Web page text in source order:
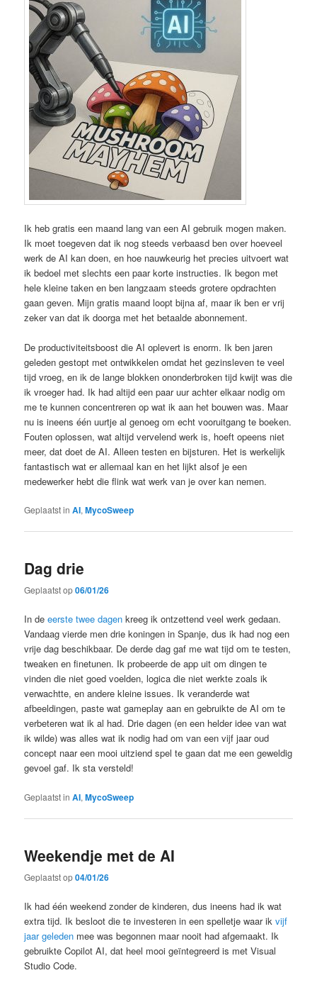
Ik heb gratis een maand lang van een AI gebruik mogen maken.
Ik moet toegeven dat ik nog steeds verbaasd ben over hoeveel
werk de AI kan doen, en hoe nauwkeurig het precies uitvoert wat
ik bedoel met slechts een paar korte instructies. Ik begon met
hele kleine taken en ben langzaam steeds grotere opdrachten
gaan geven. Mijn gratis maand loopt bijna af, maar ik ben er vrij
zeker van dat ik doorga met het betaalde abonnement.
De productiviteitsboost die AI oplevert is enorm. Ik ben jaren
geleden gestopt met ontwikkelen omdat het gezinsleven te veel
tijd vroeg, en ik de lange blokken ononderbroken tijd kwijt was die
ik vroeger had. Ik had altijd een paar uur achter elkaar nodig om
me te kunnen concentreren op wat ik aan het bouwen was. Maar
nu is ineens één uurtje al genoeg om echt vooruitgang te boeken.
Fouten oplossen, wat altijd vervelend werk is, hoeft opeens niet
meer, dat doet de AI. Alleen testen en bijsturen. Het is werkelijk
fantastisch wat er allemaal kan en het lijkt alsof je een
medewerker hebt die flink wat werk van je over kan nemen.
Geplaatst in AI,MycoSweep
Dag drie
Geplaatst op06/01/26
In deeerste twee dagen kreeg ik ontzettend veel werk gedaan.
Vandaag vierde men drie koningen in Spanje, dus ik had nog een
vrije dag beschikbaar. De derde dag gaf me wat tijd om te testen,
tweaken en finetunen. Ik probeerde de app uit om dingen te
vinden die niet goed voelden, logica die niet werkte zoals ik
verwachtte, en andere kleine issues. Ik veranderde wat
afbeeldingen, paste wat gameplay aan en gebruikte de AI om te
verbeteren wat ik al had. Drie dagen (en een helder idee van wat
ik wilde) was alles wat ik nodig had om van een vijf jaar oud
concept naar een mooi uitziend spel te gaan dat me een geweldig
gevoel gaf. Ik sta versteld!
Geplaatst in AI,MycoSweep
Weekendje met de AI
Geplaatst op04/01/26
Ik had één weekend zonder de kinderen, dus ineens had ik wat
extra tijd. Ik besloot die te investeren in een spelletje waar ikvijf
jaar geleden mee was begonnen maar nooit had afgemaakt. Ik
gebruikte Copilot AI, dat heel mooi geïntegreerd is met Visual
Studio Code.